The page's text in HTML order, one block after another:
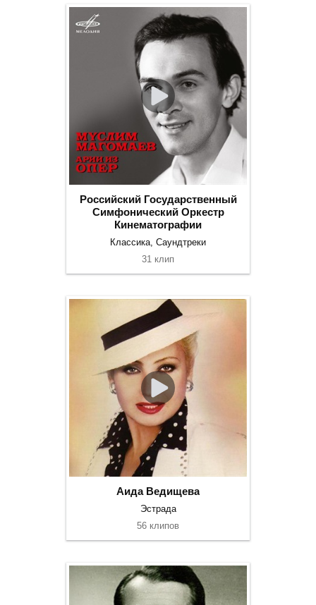
Российский Государственный
Симфонический Оркестр
Кинематографии
Классика, Саундтреки
31 клип
Аида Ведищева
Эстрада
56 клипов